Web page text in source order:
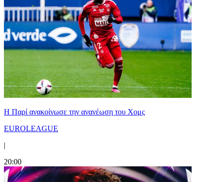
Η Παρί ανακοίνωσε την ανανέωση του Χομς
EUROLEAGUE
|
20:00